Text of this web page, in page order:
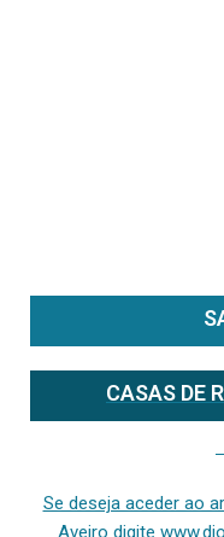
CASAS DE
Se deseja aceder ao
Aveiro digite